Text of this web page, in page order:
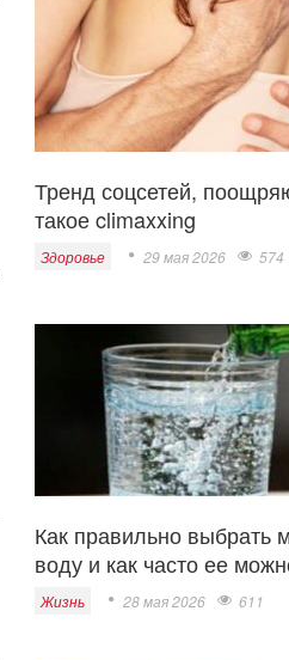
Тренд соцсетей,
такое climaxxing
Здоровье 29 мая 2026 574
Как правильно выбрать
воду и как часто ее
Жизнь 28 мая 2026 611